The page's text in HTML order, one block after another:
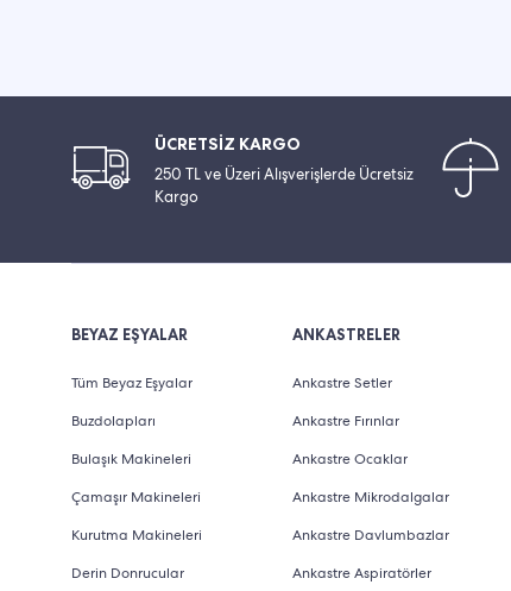
ÜCRETSİZ KARGO
250 TL ve Üzeri Alışverişlerde Ücretsiz
Kargo
BEYAZ EŞYALAR
Tüm Beyaz Eşyalar
Buzdolapları
Bulaşık Makineleri
Çamaşır Makineleri
Kurutma Makineleri
Derin Donrucular
ANKASTRELER
Ankastre Setler
Ankastre Fırınlar
Ankastre Ocaklar
Ankastre Mikrodalgalar
Ankastre Davlumbazlar
Ankastre Aspiratörler